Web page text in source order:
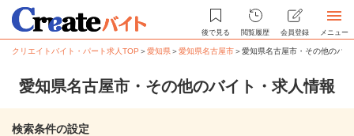
後で見る 閲覧履歴 会員登録 メニュー
クリエイトバイト・パート求人TOP ＞愛知県＞愛知県名古屋市＞愛知県名古屋市・その他のバ
愛知県名古屋市・その他のバイト・求人情報
検索条件の設定